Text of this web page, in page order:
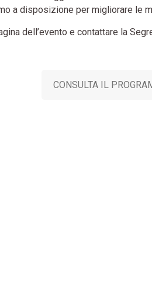
a disposizione per migliorare le
dell’evento e contattare la
CONSULTA IL